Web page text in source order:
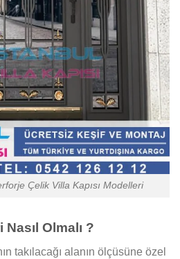
Çelik Villa Kapısı Modelleri
Olmalı ?
takılacağı alanın ölçüsüne özel